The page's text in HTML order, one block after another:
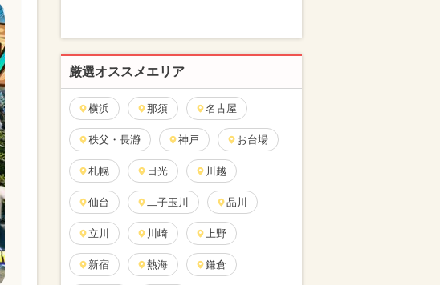
厳選オススメエリア
横浜 那須 名古屋
秩父・長瀞 神戸 お台場
札幌 日光 川越
仙台 二子玉川 品川
立川 川崎 上野
新宿 熱海 鎌倉